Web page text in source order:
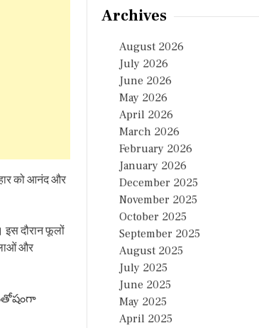
को आनंद और
इस दौरान फूलों
और
Archives
August 2026
July 2026
June 2026
May 2026
April 2026
March 2026
February 2026
January 2026
December 2025
November 2025
October 2025
September 2025
August 2025
July 2025
June 2025
May 2025
April 2025